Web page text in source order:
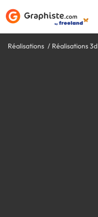
Réalisations Réalisations 3d